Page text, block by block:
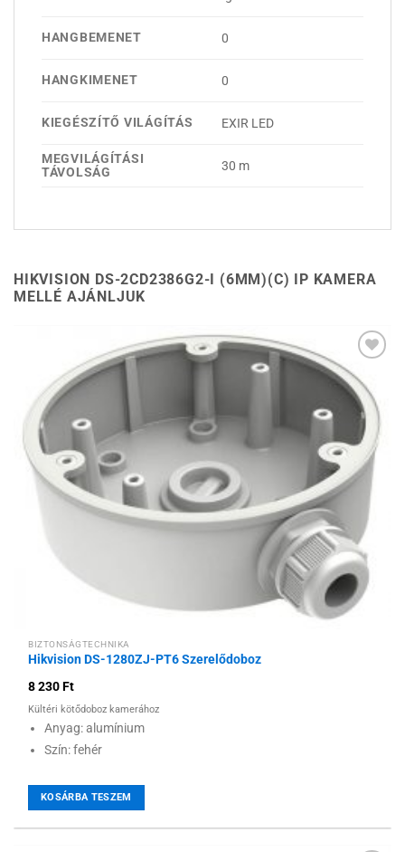
HANGBEMENET 0
HANGKIMENET 0
KIEGÉSZÍTŐ VILÁGÍTÁS EXIR LED
MEGVILÁGÍTÁSI
TÁVOLSÁG
30 m
HIKVISION DS-2CD2386G2-I (6MM)(C) IP KAMERA
MELLÉ AJÁNLJUK
Hozzáadás a
kívánságlistához
BIZTONSÁGTECHNIKA
Hikvision DS-1280ZJ-PT6 Szerelődoboz
8 230Ft
Kültéri kötődoboz kamerához
Anyag: alumínium
Szín: fehér
KOSÁRBA TESZEM